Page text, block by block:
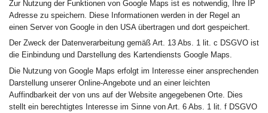
Zur Nutzung der Funktionen von Google Maps ist es notwendig, Ihre IP
Adresse zu speichern. Diese Informationen werden in der Regel an
einen Server von Google in den USA übertragen und dort gespeichert.
Der Zweck der Datenverarbeitung gemäß Art. 13 Abs. 1 lit. c DSGVO ist
die Einbindung und Darstellung des Kartendiensts Google Maps.
Die Nutzung von Google Maps erfolgt im Interesse einer ansprechenden
Darstellung unserer Online-Angebote und an einer leichten
Auffindbarkeit der von uns auf der Website angegebenen Orte. Dies
stellt ein berechtigtes Interesse im Sinne von Art. 6 Abs. 1 lit. f DSGVO